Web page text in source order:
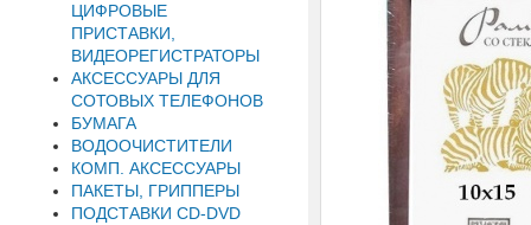
ЦИФРОВЫЕ
ПРИСТАВКИ,
ВИДЕОРЕГИСТРАТОРЫ
АКСЕССУАРЫ ДЛЯ
СОТОВЫХ ТЕЛЕФОНОВ
БУМАГА
ВОДООЧИСТИТЕЛИ
КОМП. АКСЕССУАРЫ
ПАКЕТЫ, ГРИППЕРЫ
ПОДСТАВКИ CD-DVD